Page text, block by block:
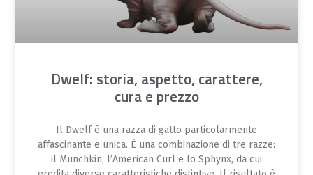
Dwelf: storia, aspetto, carattere,
cura e prezzo
Il Dwelf è una razza di gatto particolarmente
affascinante e unica. È una combinazione di tre razze:
il Munchkin, l’American Curl e lo Sphynx, da cui